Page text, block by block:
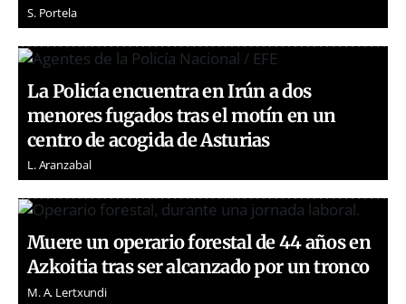
S. Portela
La Policía encuentra en Irún a dos
menores fugados tras el motín en un
centro de acogida de Asturias
L. Aranzabal
Muere un operario forestal de 44 años en
Azkoitia tras ser alcanzado por un tronco
M. A. Lertxundi